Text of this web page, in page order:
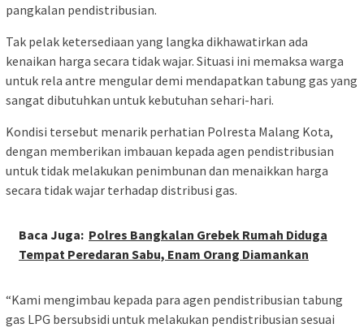
pangkalan pendistribusian.
Tak pelak ketersediaan yang langka dikhawatirkan ada
kenaikan harga secara tidak wajar. Situasi ini memaksa warga
untuk rela antre mengular demi mendapatkan tabung gas yang
sangat dibutuhkan untuk kebutuhan sehari-hari.
Kondisi tersebut menarik perhatian Polresta Malang Kota,
dengan memberikan imbauan kepada agen pendistribusian
untuk tidak melakukan penimbunan dan menaikkan harga
secara tidak wajar terhadap distribusi gas.
Baca Juga: Polres Bangkalan Grebek Rumah Diduga
Tempat Peredaran Sabu, Enam Orang Diamankan
“Kami mengimbau kepada para agen pendistribusian tabung
gas LPG bersubsidi untuk melakukan pendistribusian sesuai